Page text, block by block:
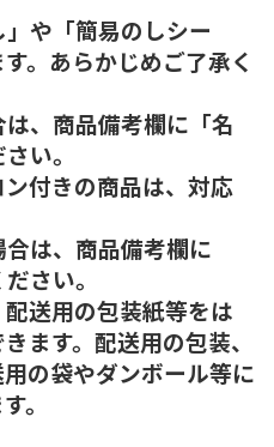
や「簡易のしシー
。あらかじめご了承く
、商品備考欄に「名
い。
付きの商品は、対応
は、商品備考欄に
さい。
送用の包装紙等をは
ます。配送用の包装、
の袋やダンボール等に
。